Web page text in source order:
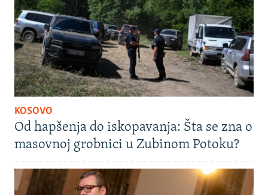
KOSOVO
Od hapšenja do iskopavanja: Šta se zna o
masovnoj grobnici u Zubinom Potoku?